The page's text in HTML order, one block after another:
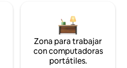
Zona para trabajar
con computadoras
portátiles.